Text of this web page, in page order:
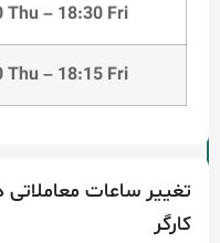
23:00 Thu – 18:30 Fri
23:00 Thu – 18:15 Fri
تغییر